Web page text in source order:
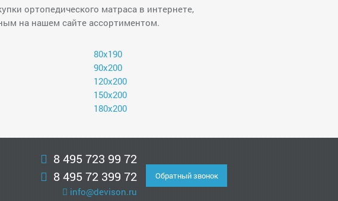
ортопедического матраса в интернете,
на нашем сайте ассортиментом.
80х190
90х200
120х200
150х200
180х200
8 495 723 99 72
8 495 72 399 72
info@devison.ru
Обратный звонок